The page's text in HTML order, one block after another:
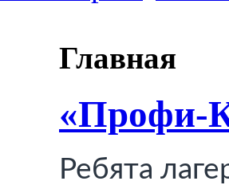
Главная
«Профи-
Ребята